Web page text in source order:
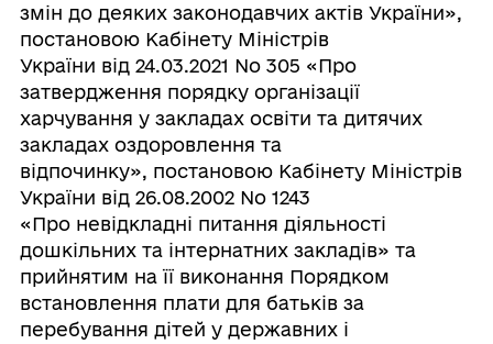
змін до деяких законодавчих актів України»,
постановою Кабінету Міністрів
України від 24.03.2021 No 305 «Про
затвердження порядку організації
харчування у закладах освіти та дитячих
закладах оздоровлення та
відпочинку», постановою Кабінету Міністрів
України від 26.08.2002 No 1243
«Про невідкладні питання діяльності
дошкільних та інтернатних закладів» та
прийнятим на її виконання Порядком
встановлення плати для батьків за
перебування дітей у державних і